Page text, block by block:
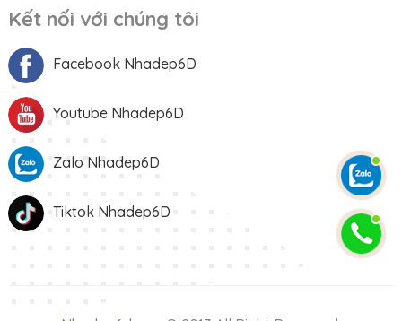
Kết nối với chúng tôi
Facebook Nhadep6D
Youtube Nhadep6D
Zalo Nhadep6D
Tiktok Nhadep6D